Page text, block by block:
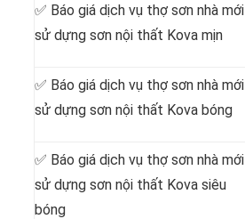
✅ Báo giá dịch vụ thợ sơn nhà mới
sử dựng sơn nội thất Kova mịn
✅ Báo giá dịch vụ thợ sơn nhà mới
sử dựng sơn nội thất Kova bóng
✅ Báo giá dịch vụ thợ sơn nhà mới
sử dựng sơn nội thất Kova siêu
bóng